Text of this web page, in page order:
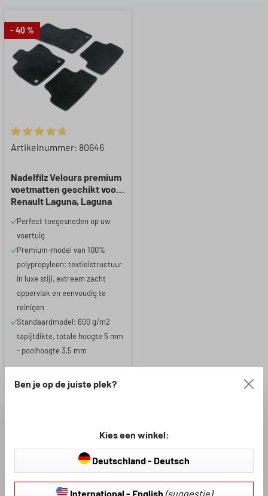
- 40 %
Gemiddelde waardering van 4.67 van 5 sterren
Artikelnummer: 80646
Nadelfilz Velours premium
voetmatten geschikt voor
Renault Laguna, Laguna
Perfect toegesneden op uw
voertuig
Premium-model van 100%
polypropyleen: textielstructuur
in luxe stijl, extreem zacht
oppervlak en eenvoudig te
reinigen
Standaardmodel: 600 g/m2
tapijtdikte, totale hoogte 5 mm
- poolhoogte 3,5 mm
Ben je op de juiste plek?
Kies een winkel:
Deutschland - Deutsch
International - English (suggestie)